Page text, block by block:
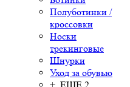
Полуботинки /
кроссовки
Носки
трекинговые
Шнурки
Уход за обувью